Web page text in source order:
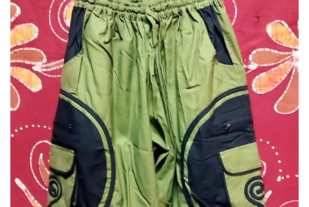
T
I
O
N